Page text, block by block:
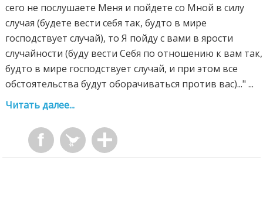
сего не послушаете Меня и пойдете со Мной в силу
случая (будете вести себя так, будто в мире
господствует случай), то Я пойду с вами в ярости
случайности (буду вести Себя по отношению к вам так,
будто в мире господствует случай, и при этом все
обстоятельства будут оборачиваться против вас)..." ...
Читать далее...